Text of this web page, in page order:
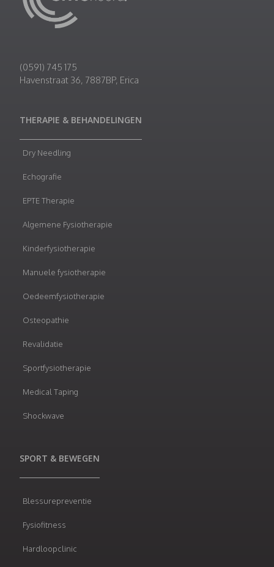
(0591) 745 175
Havenstraat 36, 7887BP, Erica
THERAPIE & BEHANDELINGEN
Dry Needling
Echografie
EPTE Therapie
Algemene Fysiotherapie
Kinderfysiotherapie
Manuele fysiotherapie
Oedeemfysiotherapie
Osteopathie
Revalidatie
Sportfysiotherapie
Medical Taping
Shockwave
SPORT & BEWEGEN
Blessurepreventie
Fysiofitness
Hardloopclinic